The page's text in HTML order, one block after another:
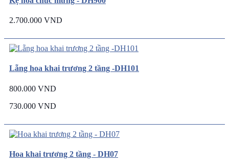
2.700.000 VND
Lẵng hoa khai trương 2 tầng -DH101
800.000 VND
730.000 VND
Hoa khai trương 2 tầng - DH07